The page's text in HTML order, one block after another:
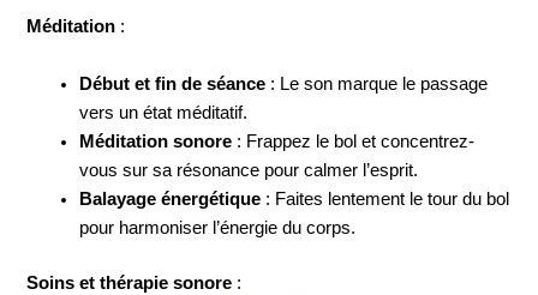
Méditation :
Début et fin de séance : Le son marque le passage
vers un état méditatif.
Méditation sonore : Frappez le bol et concentrez-
vous sur sa résonance pour calmer l’esprit.
Balayage énergétique : Faites lentement le tour du bol
pour harmoniser l’énergie du corps.
Soins et thérapie sonore :